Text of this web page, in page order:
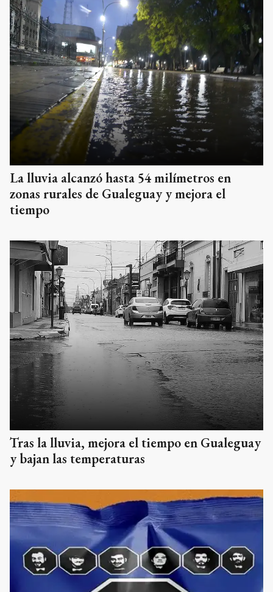
La lluvia alcanzó hasta 54 milímetros en
zonas rurales de Gualeguay y mejora el
tiempo
Tras la lluvia, mejora el tiempo en Gualeguay
y bajan las temperaturas